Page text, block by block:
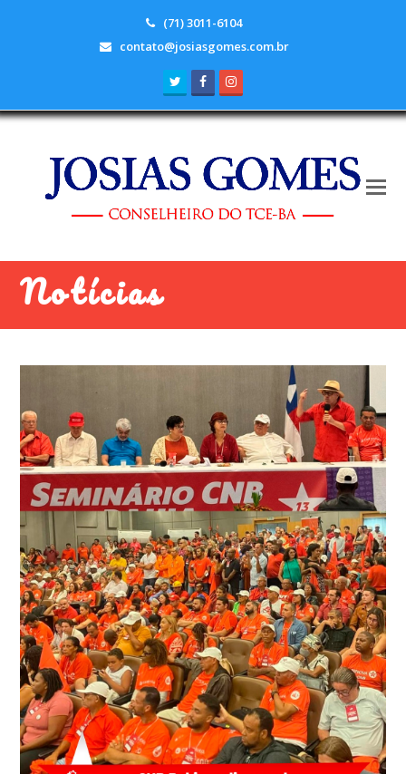
(71) 3011-6104
contato@josiasgomes.com.br
TwitterFacebook
Notícias